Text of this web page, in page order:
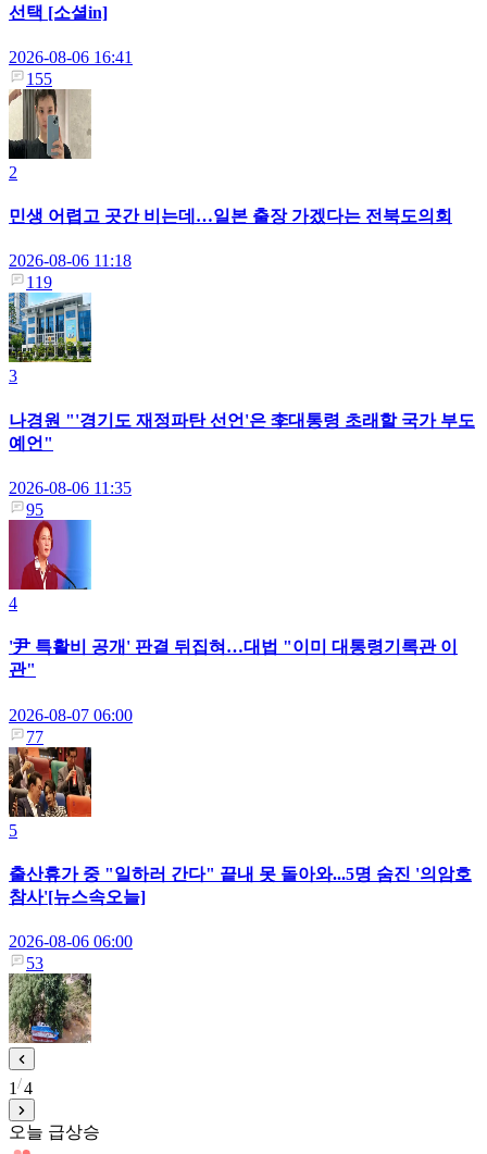
선택 [소셜in]
2026-08-06 16:41
155
2
민생 어렵고 곳간 비는데…일본 출장 가겠다는 전북도의회
2026-08-06 11:18
119
3
나경원 "'경기도 재정파탄 선언'은 李대통령 초래할 국가 부도
예언"
2026-08-06 11:35
95
4
'尹 특활비 공개' 판결 뒤집혀…대법 "이미 대통령기록관 이
관"
2026-08-07 06:00
77
5
출산휴가 중 "일하러 간다" 끝내 못 돌아와...5명 숨진 '의암호
참사'[뉴스속오늘]
2026-08-06 06:00
53
1 4
오늘 급상승